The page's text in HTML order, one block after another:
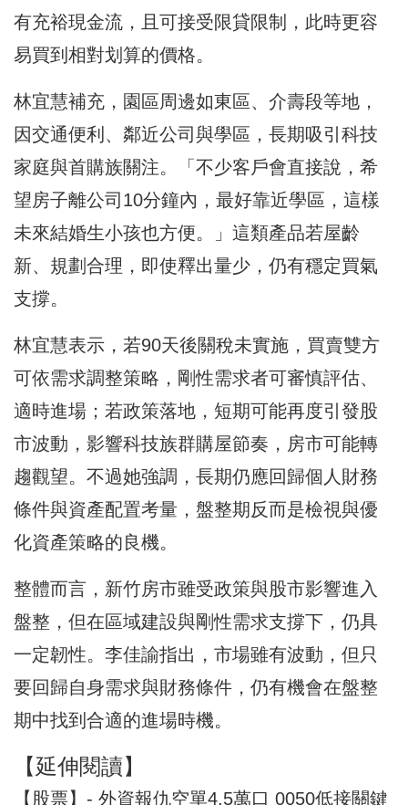
有充裕現金流，且可接受限貸限制，此時更容
易買到相對划算的價格。
林宜慧補充，園區周邊如東區、介壽段等地，
因交通便利、鄰近公司與學區，長期吸引科技
家庭與首購族關注。「不少客戶會直接說，希
望房子離公司10分鐘內，最好靠近學區，這樣
未來結婚生小孩也方便。」這類產品若屋齡
新、規劃合理，即使釋出量少，仍有穩定買氣
支撐。
林宜慧表示，若90天後關稅未實施，買賣雙方
可依需求調整策略，剛性需求者可審慎評估、
適時進場；若政策落地，短期可能再度引發股
市波動，影響科技族群購屋節奏，房市可能轉
趨觀望。不過她強調，長期仍應回歸個人財務
條件與資產配置考量，盤整期反而是檢視與優
化資產策略的良機。
整體而言，新竹房市雖受政策與股市影響進入
盤整，但在區域建設與剛性需求支撐下，仍具
一定韌性。李佳諭指出，市場雖有波動，但只
要回歸自身需求與財務條件，仍有機會在盤整
期中找到合適的進場時機。
【延伸閱讀】
【股票】- 外資報仇空單4.5萬口 0050低接關鍵